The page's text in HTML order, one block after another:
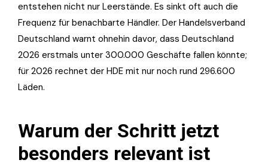
entstehen nicht nur Leerstände. Es sinkt oft auch die
Frequenz für benachbarte Händler. Der Handelsverband
Deutschland warnt ohnehin davor, dass Deutschland
2026 erstmals unter 300.000 Geschäfte fallen könnte;
für 2026 rechnet der HDE mit nur noch rund 296.600
Läden.
Warum der Schritt jetzt
besonders relevant ist